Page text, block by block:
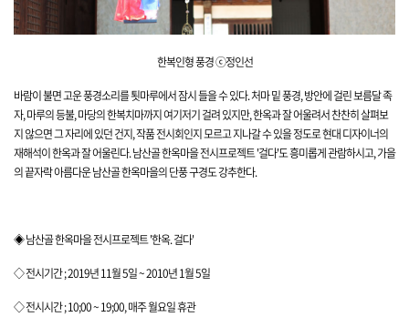
한복인형 풍경 ⓒ정인선
바람이 불면 고운 풍경소리를 툇마루에서 잠시 들을 수 있다. 처마 밑 풍경, 방안에 걸린 보름달 족
자, 마루의 등불, 마당의 한복치마까지 여기저기 걸려 있지만,한옥과 잘 어울려서 찬찬히 살펴보
지 않으면 그 자리에 있던 건지, 작품 전시회인지 모르고 지나갈 수 있을 정도로 현대 디자이너의
재해석이 한옥과 잘 어울린다. 남산골 한옥마을 전시프로젝트 '걸다'도 흥미롭게 관람하시고, 가을
의 끝자락 아름다운 남산골 한옥마을의 단풍 구경도 강추한다.
◈ 남산골 한옥마을 전시프로젝트 '한옥. 걸다'
◇ 전시기간 ; 2019년 11월 5일 ~ 2010년 1월 5일
◇ 전시시간 ; 10;00 ~ 19;00, 매주 월요일 휴관